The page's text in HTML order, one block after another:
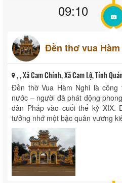
09:10
Đền thơ vua
, , Xã Cam Chính, Xã Cam Lộ, Tỉnh
Đền thờ Vua Hàm Nghi là
nước – người đã phát động
dân Pháp vào cuối thế kỷ XIX.
tưởng nhớ một bậc quân vương